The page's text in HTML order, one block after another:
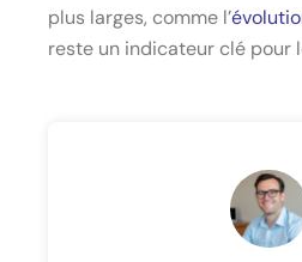
plus larges, comme l’
reste un indicateur clé pour